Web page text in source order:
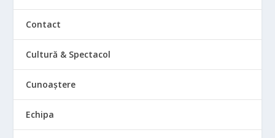
Contact
Cultură & Spectacol
Cunoaștere
Echipa